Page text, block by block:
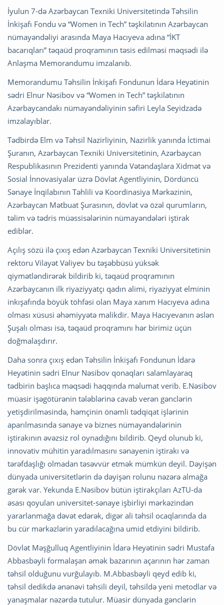
İyulun 7-də Azərbaycan Texniki Universitetində Təhsilin
İnkişafı Fondu və “Women in Tech” təşkilatının Azərbaycan
nümayəndəliyi arasında Maya Hacıyeva adına “İKT
bacarıqları” təqaüd proqramının təsis edilməsi məqsədi ilə
Anlaşma Memorandumu imzalanıb.
Memorandumu Təhsilin İnkişafı Fondunun İdarə Heyətinin
sədri Elnur Nəsibov və “Women in Tech” təşkilatının
Azərbaycandakı nümayəndəliyinin səfiri Leyla Seyidzadə
imzalayıblar.
Tədbirdə Elm və Təhsil Nazirliyinin, Nazirlik yanında İctimai
Şuranın, Azərbaycan Texniki Universitetinin, Azərbaycan
Respublikasının Prezidenti yanında Vətəndaşlara Xidmət və
Sosial İnnovasiyalar üzrə Dövlət Agentliyinin, Dördüncü
Sənaye İnqilabının Təhlili və Koordinasiya Mərkəzinin,
Azərbaycan Mətbuat Şurasının, dövlət və özəl qurumların,
təlim və tədris müəssisələrinin nümayəndələri iştirak
ediblər.
Açılış sözü ilə çıxış edən Azərbaycan Texniki Universitetinin
rektoru Vilayət Vəliyev bu təşəbbüsü yüksək
qiymətləndirərək bildirib ki, təqaüd proqramının
Azərbaycanın ilk riyaziyyatçı qadın alimi, riyaziyyat elminin
inkışafında böyük töhfəsi olan Maya xanım Hacıyeva adına
olması xüsusi əhəmiyyətə malikdir. Maya Hacıyevanın əslən
Şuşalı olması isə, təqaüd proqramını hər birimiz üçün
doğmalaşdırır.
Daha sonra çıxış edən Təhsilin İnkişafı Fondunun İdarə
Heyətinin sədri Elnur Nəsibov qonaqları salamlayaraq
tədbirin başlıca məqsədi haqqında məlumat verib. E.Nəsibov
müasir işəgötürənin tələblərinə cavab verən gənclərin
yetişdirilməsində, həmçinin önəmli tədqiqat işlərinin
aparılmasında sənaye və biznes nümayəndələrinin
iştirakının əvəzsiz rol oynadığını bildirib. Qeyd olunub ki,
innovativ mühitin yaradılmasını sənayenin iştirakı və
tərəfdaşlığı olmadan təsəvvür etmək mümkün deyil. Dəyişən
dünyada universitetlərin də dəyişən rolunu nəzərə almağa
gərək var. Yekunda E.Nəsibov bütün iştirakçıları AzTU-da
əsası qoyulan universitet-sənaye işbirliyi mərkəzindən
yararlanmağa dəvət edərək, digər ali təhsil ocaqlarında da
bu cür mərkəzlərin yaradılacağına umid etdiyini bildirib.
Dövlət Məşğulluq Agentliyinin İdarə Heyətinin sədri Mustafa
Abbasbəyli formalaşan əmək bazarının açarının hər zaman
təhsil olduğunu vurğulayıb. M.Abbasbəyli qeyd edib ki,
təhsil dedikdə ənənəvi təhsili deyil, təhsildə yeni metodlar və
yanaşmalar nəzərdə tutulur. Müasir dünyada gənclərin